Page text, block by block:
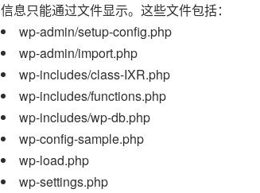
信息只能通过文件显示。这些文件包括：
wp-admin/setup-config.php
wp-admin/import.php
wp-includes/class-IXR.php
wp-includes/functions.php
wp-includes/wp-db.php
wp-config-sample.php
wp-load.php
wp-settings.php